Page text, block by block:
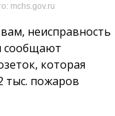
mchs.gov.ru
неисправность
сообщают
которая
тыс. пожаров